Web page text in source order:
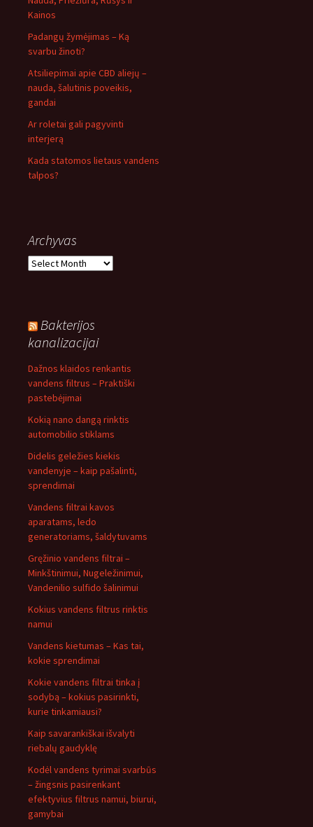
Kainos
Padangų žymėjimas – Ką
svarbu žinoti?
Atsiliepimai apie CBD aliejų –
nauda, šalutinis poveikis,
gandai
Ar roletai gali pagyvinti
interjerą
Kada statomos lietaus vandens
talpos?
Archyvas
Archyvas
Bakterijos
kanalizacijai
Dažnos klaidos renkantis
vandens filtrus – Praktiški
pastebėjimai
Kokią nano dangą rinktis
automobilio stiklams
Didelis geležies kiekis
vandenyje – kaip pašalinti,
sprendimai
Vandens filtrai kavos
aparatams, ledo
generatoriams, šaldytuvams
Gręžinio vandens filtrai –
Minkštinimui, Nugeležinimui,
Vandenilio sulfido šalinimui
Kokius vandens filtrus rinktis
namui
Vandens kietumas – Kas tai,
kokie sprendimai
Kokie vandens filtrai tinka į
sodybą – kokius pasirinkti,
kurie tinkamiausi?
Kaip savarankiškai išvalyti
riebalų gaudyklę
Kodėl vandens tyrimai svarbūs
– žingsnis pasirenkant
efektyvius filtrus namui, biurui,
gamybai